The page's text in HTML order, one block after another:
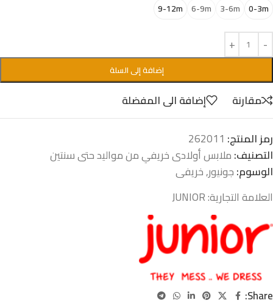
0-3m
3-6m
6-9m
9-12m
إضافة إلى السلة
مقارنة
إضافة الى المفضلة
رمز المنتج: 262011
التصنيف:ملابس أولادى خريفي من مواليد حتى سنتين
الوسوم:جونيور,خريفى
العلامة التجارية:JUNIOR
Share: